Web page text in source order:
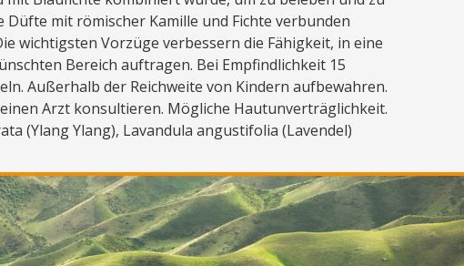
mit römischer Kamille und Fichte verbunden
wichtigsten Vorzüge verbessern die Fähigkeit, in eine
Bereich auftragen. Bei Empfindlichkeit 15
Außerhalb der Reichweite von Kindern aufbewahren.
Arzt konsultieren. Mögliche Hautunverträglichkeit.
(Ylang Ylang), Lavandula angustifolia (Lavendel)